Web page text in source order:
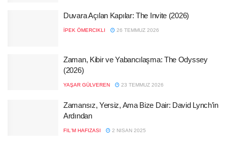
Duvara Açılan Kapılar: The Invite (2026)
İPEK ÖMERCIKLI 26 TEMMUZ 2026
Zaman, Kibir ve Yabancılaşma: The Odyssey
(2026)
YAŞAR GÜLVEREN 23 TEMMUZ 2026
Zamansız, Yersiz, Ama Bize Dair: David Lynch’in
Ardından
FIL'M HAFIZASI 2 NISAN 2025